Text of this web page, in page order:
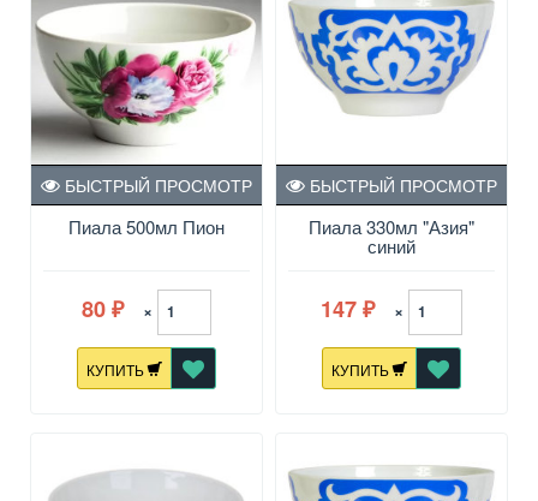
Пиала 500мл Пион
БЫСТРЫЙ ПРОСМОТР
80 ₽ ×
КУПИТЬ
Пиала 330мл "Азия"
синий
БЫСТРЫЙ ПРОСМОТР
147 ₽ ×
КУПИТЬ